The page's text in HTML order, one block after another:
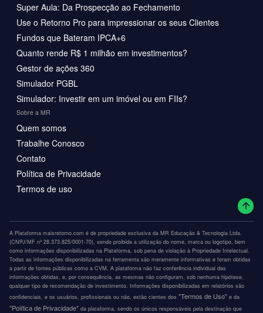
Super Aula: Da Prospecção ao Fechamento
Use o Retorno Pro para impressionar os seus Clientes
Fundos que Bateram IPCA+6
Quanto rende R$ 1 milhão em investimentos?
Gestor de ações 360
Simulador PGBL
Simulador: Investir em um imóvel ou em FIIs?
Sobre a MR
Quem somos
Trabalhe Conosco
Contato
Política de Privacidade
Termos de uso
A Plataforma maisretorno.com é de propriedade exclusiva da MR Educação & Tecnologia Ltda.
(CNPJ/MF nº 28.373.825/0001-70), sendo proibida a utilização do nome, marca ou logotipo, bem
como informações disponibilizadas na Plataforma, sob pena de violação à Propriedade Intelectual.
Todas as informações disponibilizadas na ferramenta são meramente informativas e foram obtidas
a partir de fontes públicas como a CVM. A plataforma não faz conferência individual das
informações obtidas, e, por consequência, as mesmas não configuram, sob nenhuma hipótese,
qualquer tipo de recomendação de investimento. Informações disponibilizadas em relatórios são
confidenciais, e os usuários, profissionais ou não, estão cientes dos "Termos de Uso" e da
"Política de Privacidade" da plataforma, sendo os únicos responsáveis pela destinação que